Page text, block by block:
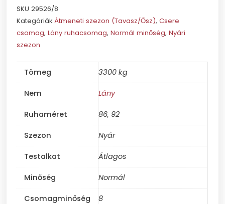
SKU29526/8
Kategóriák Átmeneti szezon (Tavasz/Ősz),Csere
csomag,Lány ruhacsomag,Normál minőség,Nyári
szezon
Tömeg 3300 kg
Nem Lány
Ruhaméret 86, 92
Szezon Nyár
Testalkat Átlagos
Minőség Normál
Csomagminőség 8